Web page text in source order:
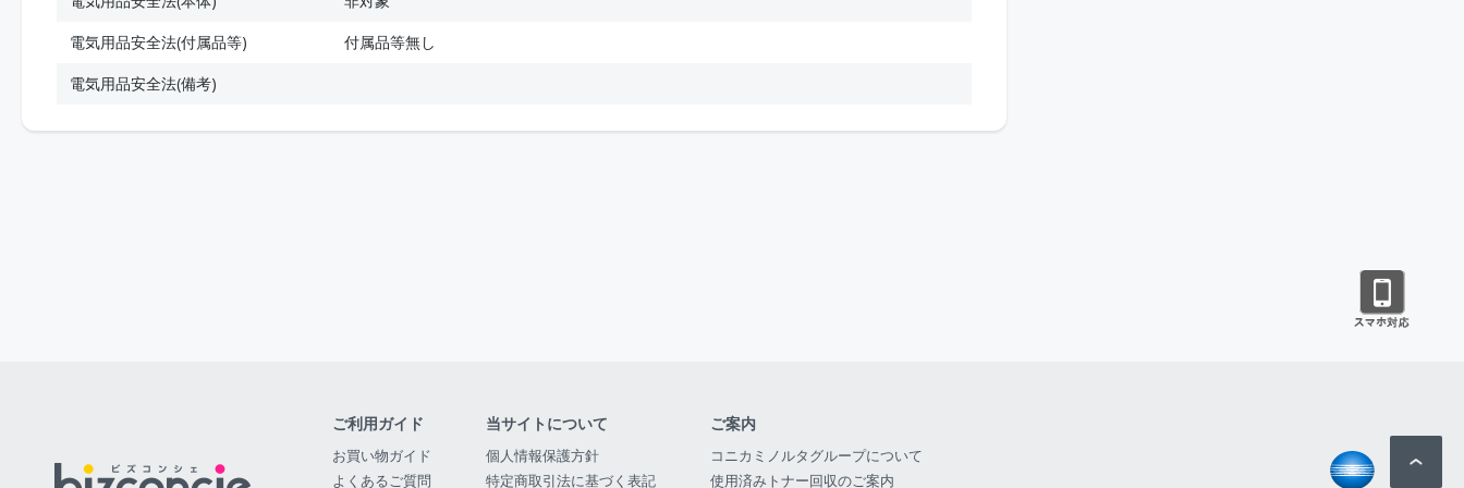
電気用品安全法(付属品等)
付属品等無し
電気用品安全法(備考)
ご利用ガイド
お買い物ガイド
よくあるご質問
当サイトについて
個人情報保護方針
特定商取引法に基づく表記
ご案内
コニカミノルタグループについて
使用済みトナー回収のご案内